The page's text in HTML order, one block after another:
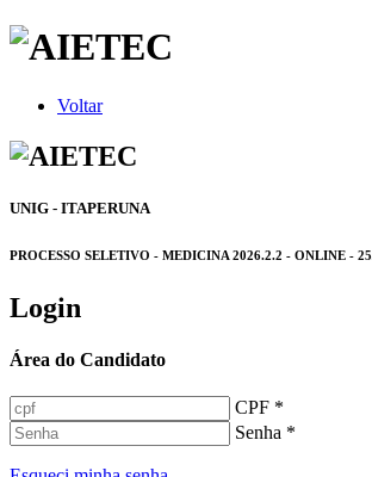
Voltar
UNIG - ITAPERUNA
PROCESSO SELETIVO - MEDICINA 2026.2.2 - ONLINE -
Login
Área do Candidato
CPF *
Senha *